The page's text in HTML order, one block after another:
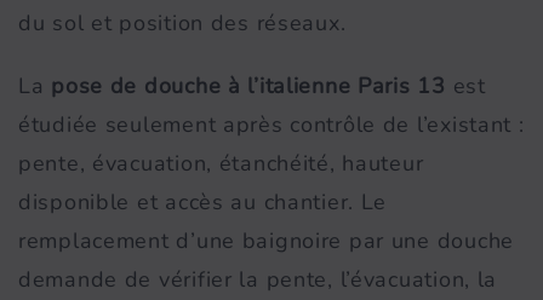
du sol et position des réseaux.
La pose de douche à l’italienne Paris 13 est
étudiée seulement après contrôle de l’existant :
pente, évacuation, étanchéité, hauteur
disponible et accès au chantier. Le
remplacement d’une baignoire par une douche
demande de vérifier la pente, l’évacuation, la